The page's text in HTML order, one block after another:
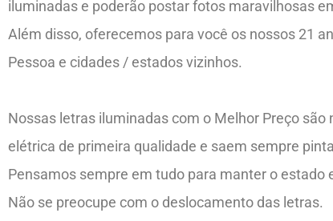
iluminadas e poderão postar fotos maravilhosas
Além disso, oferecemos para você os nossos 21
Pessoa e cidades / estados vizinhos.
Nossas letras iluminadas com o Melhor Preço
elétrica de primeira qualidade e saem sempre
Pensamos sempre em tudo para manter o estado
Não se preocupe com o deslocamento das letras.